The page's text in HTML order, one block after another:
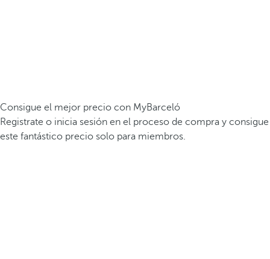
Consigue el mejor precio con MyBarceló
Registrate o inicia sesión en el proceso de compra y consigue
este fantástico precio solo para miembros.